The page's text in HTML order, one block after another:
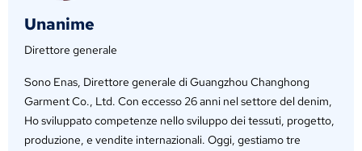
Unanime
Direttore generale
Sono Enas, Direttore generale di Guangzhou Changhong
Garment Co., Ltd. Con eccesso 26 anni nel settore del denim,
Ho sviluppato competenze nello sviluppo dei tessuti, progetto,
produzione, e vendite internazionali. Oggi, gestiamo tre